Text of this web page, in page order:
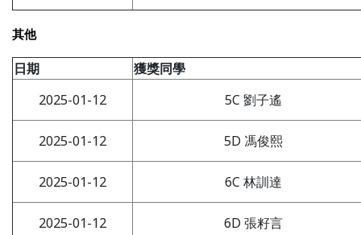
其他
日期
獲獎同學
2025-01-12
5C 劉子遙
2025-01-12 5D 馮俊熙
2025-01-12 6C 林訓達
2025-01-12 6D 張籽言